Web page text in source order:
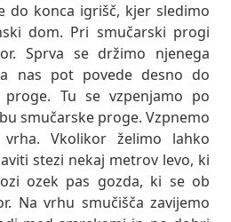
do konca igrišč, kjer sledimo
dom. Pri smučarski progi
Sprva se držimo njenega
nas pot povede desno do
proge. Tu se vzpenjamo po
smučarske proge. Vzpnemo
Vkolikor želimo lahko
stezi nekaj metrov levo, ki
ozek pas gozda, ki se ob
Na vrhu smučišča zavijemo